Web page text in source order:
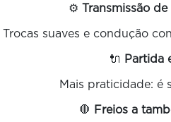
⚙️ Transmissão
Trocas suaves e condução
🔌 Partida
Mais praticidade: é
🛑 Freios a